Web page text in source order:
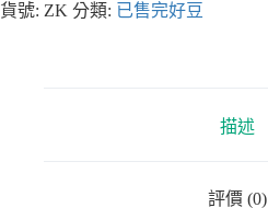
貨號: ZK 分類: 已售完好豆
描述
評價 (0)